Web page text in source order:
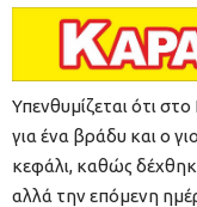
Υπενθυμίζεται ότι
για ένα βράδυ και ο
κεφάλι, καθώς
αλλά την επόμενη